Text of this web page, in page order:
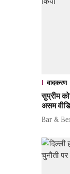
वादकरण
सुप्रीम
असम
Bar &